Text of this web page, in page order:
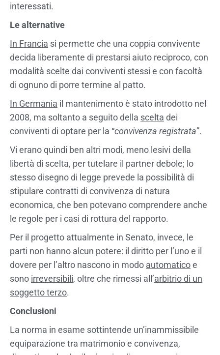
interessati.
Le alternative
In Francia si permette che una coppia convivente
decida liberamente di prestarsi aiuto reciproco, con
modalità scelte dai conviventi stessi e con facoltà
di ognuno di porre termine al patto.
In Germania il mantenimento è stato introdotto nel
2008, ma soltanto a seguito della scelta dei
conviventi di optare per la “convivenza registrata”.
Vi erano quindi ben altri modi, meno lesivi della
libertà di scelta, per tutelare il partner debole; lo
stesso disegno di legge prevede la possibilità di
stipulare contratti di convivenza di natura
economica, che ben potevano comprendere anche
le regole per i casi di rottura del rapporto.
Per il progetto attualmente in Senato, invece, le
parti non hanno alcun potere: il diritto per l’uno e il
dovere per l’altro nascono in modo automaticoe
sono irreversibili, oltre che rimessi all’arbitrio di un
soggetto terzo.
Conclusioni
La norma in esame sottintende un’inammissibile
equiparazione tra matrimonio e convivenza,